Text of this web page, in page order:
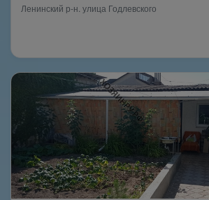
Ленинский р-н. улица Годлевского